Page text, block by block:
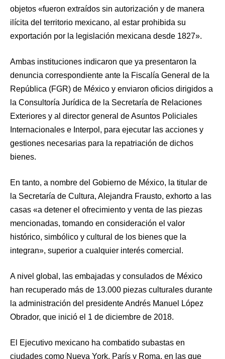
objetos «fueron extraídos sin autorización y de manera
ilícita del territorio mexicano, al estar prohibida su
exportación por la legislación mexicana desde 1827».
Ambas instituciones indicaron que ya presentaron la
denuncia correspondiente ante la Fiscalía General de la
República (FGR) de México y enviaron oficios dirigidos a
la Consultoría Jurídica de la Secretaría de Relaciones
Exteriores y al director general de Asuntos Policiales
Internacionales e Interpol, para ejecutar las acciones y
gestiones necesarias para la repatriación de dichos
bienes.
En tanto, a nombre del Gobierno de México, la titular de
la Secretaría de Cultura, Alejandra Frausto, exhorto a las
casas «a detener el ofrecimiento y venta de las piezas
mencionadas, tomando en consideración el valor
histórico, simbólico y cultural de los bienes que la
integran», superior a cualquier interés comercial.
A nivel global, las embajadas y consulados de México
han recuperado más de 13.000 piezas culturales durante
la administración del presidente Andrés Manuel López
Obrador, que inició el 1 de diciembre de 2018.
El Ejecutivo mexicano ha combatido subastas en
ciudades como Nueva York, París y Roma, en las que